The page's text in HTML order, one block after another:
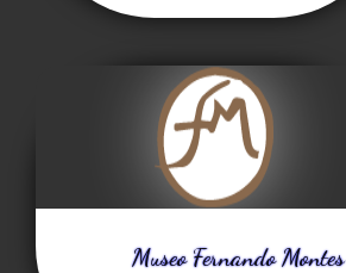
Museo Fernando Montes